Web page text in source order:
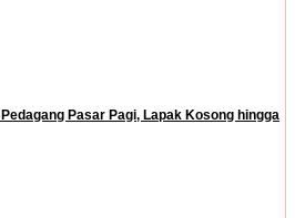
Pasar Pagi, Lapak Kosong hingga